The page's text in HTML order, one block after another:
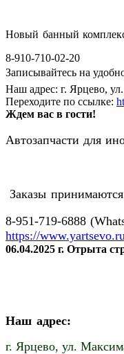
Новый банный
8-910-710-02-20
Записывайтесь на
Наш адрес: г. Ярцево,
Переходите по ссылке:
Ждем вас в гости!
Автозапчасти для
Заказы
8-951-719-6888
https://
06.04.2025 г. Отрыта
Наш адрес:
г. Ярцево, ул.